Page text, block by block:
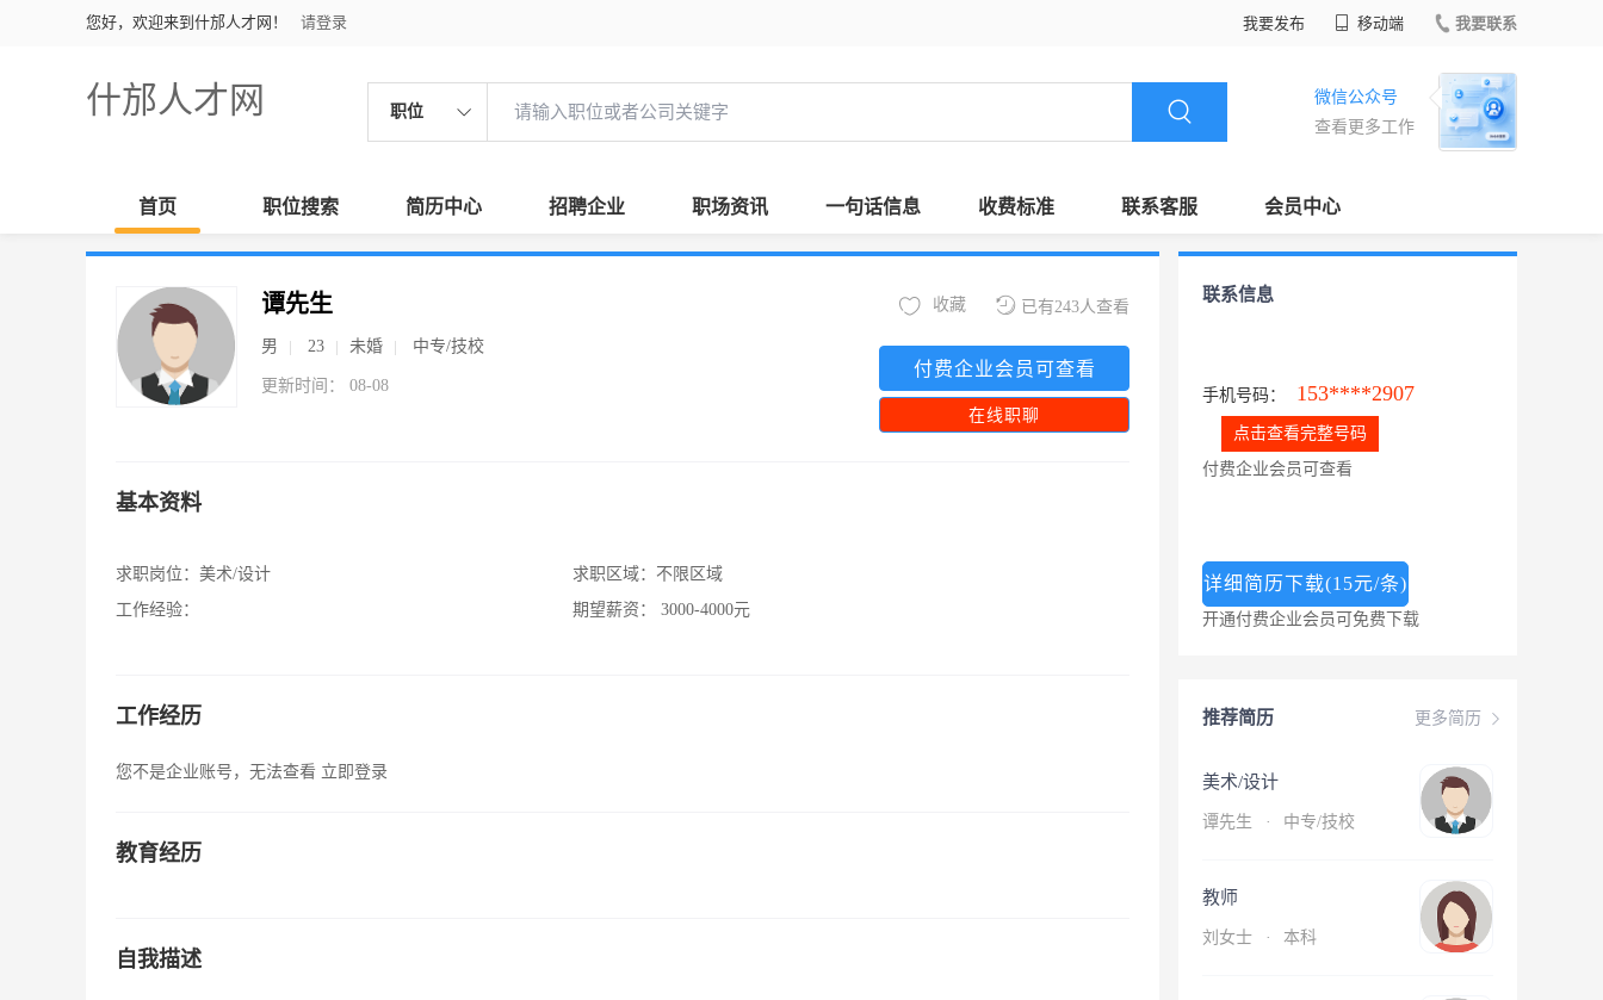
您好，欢迎来到什邡人才网！ 请登录 我要发布 移动端 我要联系
什邡人才网 职位
微信公众号
查看更多工作
首页 职位搜索 简历中心 招聘企业 职场资讯 一句话信息 收费标准 联系客服 会员中心
谭先生
男 23 未婚 中专/技校
更新时间： 08-08
已有243人查看
收藏
付费企业会员可查看
在线职聊
基本资料
求职岗位： 美术/设计
工作经验：
求职区域： 不限区域
期望薪资：
3000-4000元
工作经历
您不是企业账号，无法查看 立即登录
教育经历
自我描述
联系信息
手机号码： 153****2907
点击查看完整号码
付费企业会员可查看
详细简历下载(15元/条)
开通付费企业会员可免费下载
更多简历
推荐简历
美术/设计
谭先生 · 中专/技校
教师
刘女士 · 本科